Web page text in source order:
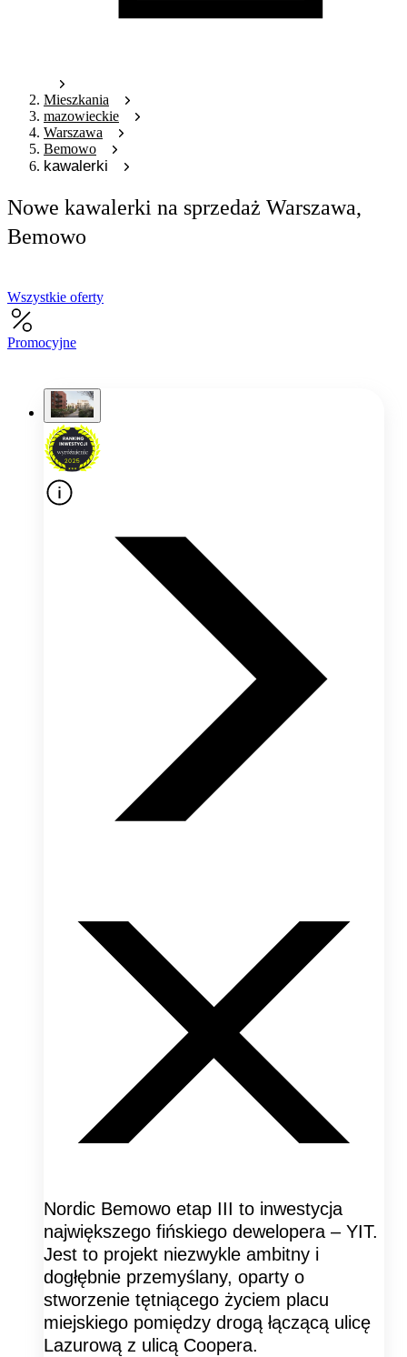
Mieszkania
mazowieckie
Warszawa
Bemowo
kawalerki
Nowe kawalerki na sprzedaż Warszawa,
Bemowo
Wszystkie oferty
Promocyjne
Nordic Bemowo etap III to inwestycja
największego fińskiego dewelopera – YIT.
Jest to projekt niezwykle ambitny i
dogłębnie przemyślany, oparty o
stworzenie tętniącego życiem placu
miejskiego pomiędzy drogą łączącą ulicę
Lazurową z ulicą Coopera.